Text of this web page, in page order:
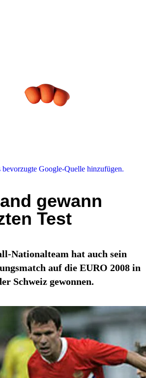
Google-Quelle hinzufügen.
gewann
Test
Nationalteam hat auch sein
auf die EURO 2008 in
Schweiz gewonnen.